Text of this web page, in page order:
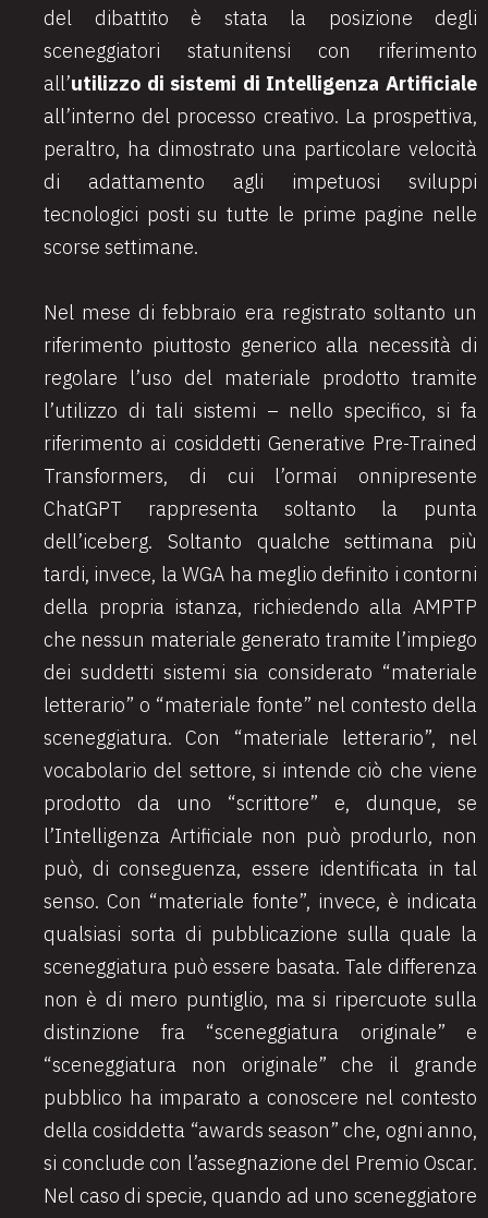
del dibattito è stata la posizione degli
sceneggiatori statunitensi con riferimento
all’utilizzo di sistemi di Intelligenza Artificiale
all’interno del processo creativo. La prospettiva,
peraltro, ha dimostrato una particolare velocità
di adattamento agli impetuosi sviluppi
tecnologici posti su tutte le prime pagine nelle
scorse settimane.
Nel mese di febbraio era registrato soltanto un
riferimento piuttosto generico alla necessità di
regolare l’uso del materiale prodotto tramite
l’utilizzo di tali sistemi – nello specifico, si fa
riferimento ai cosiddetti Generative Pre-Trained
Transformers, di cui l’ormai onnipresente
ChatGPT rappresenta soltanto la punta
dell’iceberg. Soltanto qualche settimana più
tardi, invece, la WGA ha meglio definito i contorni
della propria istanza, richiedendo alla AMPTP
che nessun materiale generato tramite l’impiego
dei suddetti sistemi sia considerato “materiale
letterario” o “materiale fonte” nel contesto della
sceneggiatura. Con “materiale letterario”, nel
vocabolario del settore, si intende ciò che viene
prodotto da uno “scrittore” e, dunque, se
l’Intelligenza Artificiale non può produrlo, non
può, di conseguenza, essere identificata in tal
senso. Con “materiale fonte”, invece, è indicata
qualsiasi sorta di pubblicazione sulla quale la
sceneggiatura può essere basata. Tale differenza
non è di mero puntiglio, ma si ripercuote sulla
distinzione fra “sceneggiatura originale” e
“sceneggiatura non originale” che il grande
pubblico ha imparato a conoscere nel contesto
della cosiddetta “awards season” che, ogni anno,
si conclude con l’assegnazione del Premio Oscar.
Nel caso di specie, quando ad uno sceneggiatore